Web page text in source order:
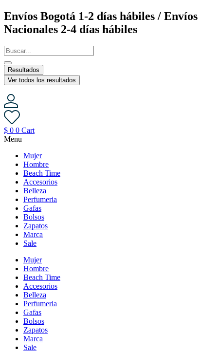
Saltar
al
contenido
Envíos Bogotá 1-2 días hábiles / Envíos
Nacionales 2-4 días hábiles
Resultados
Ver todos los resultados
$ 0 0 Cart
Menu
Mujer
Hombre
Beach Time
Accesorios
Belleza
Perfumeria
Gafas
Bolsos
Zapatos
Marca
Sale
Mujer
Hombre
Beach Time
Accesorios
Belleza
Perfumeria
Gafas
Bolsos
Zapatos
Marca
Sale